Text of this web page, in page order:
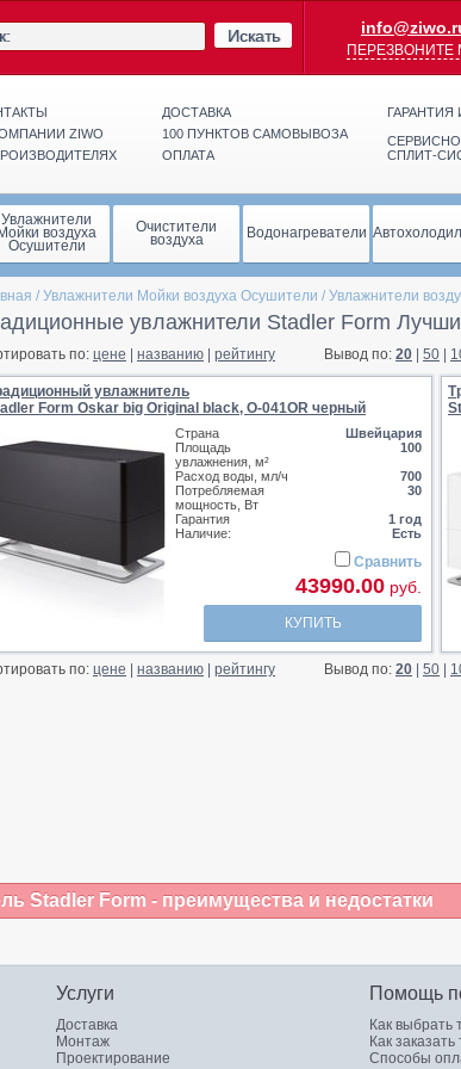
Искать
ПЕРЕЗВОНИТЕ
ZIWO
ДОСТАВКА
100 ПУНКТОВ САМОВЫВОЗА
ОПЛАТА
ГАРАНТИЯ
СПЛИТ-
Увлажнители
Мойки воздуха
Осушители
Очистители
воздуха Водонагреватели
/ Увлажнители Мойки воздуха Осушители / Увлажнители
увлажнители Stadler Form
по: цене названию рейтингу Вывод по: 20 50
увлажнитель
Form Oskar big Original black, O-041OR черный
Страна
Швейцария
Площадь
увлажнения, м²
100
Расход воды, мл/ч
700
Потребляемая
мощность, Вт
30
Гарантия
1 год
Наличие:
Есть
Сравнить
43990.00 руб.
КУПИТЬ
по: цене названию рейтингу Вывод по: 20 50
Stadler Form - преимущества и недостатки
Услуги
Доставка
Монтаж
Проектирование
Помощь
Как выбрать
Как заказать
Способы